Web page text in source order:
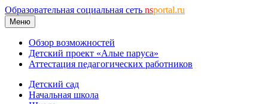
Образовательная социальная сеть nsportal.ru
Меню
Обзор возможностей
Детский проект «Алые паруса»
Аттестация педагогических работников
Детский сад
Начальная школа